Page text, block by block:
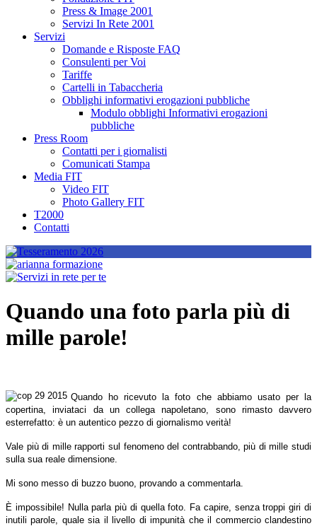
Press & Image 2001
Servizi In Rete 2001
Servizi
Domande e Risposte FAQ
Consulenti per Voi
Tariffe
Cartelli in Tabaccheria
Obblighi informativi erogazioni pubbliche
Modulo obblighi Informativi erogazioni
pubbliche
Press Room
Contatti per i giornalisti
Comunicati Stampa
Media FIT
Video FIT
Photo Gallery FIT
T2000
Contatti
Quando una foto parla più di
mille parole!
Quando ho ricevuto la foto che abbiamo usato per la
copertina, inviataci da un collega napoletano, sono rimasto davvero
esterrefatto: è un autentico pezzo di giornalismo verità!
Vale più di mille rapporti sul fenomeno del contrabbando, più di mille studi
sulla sua reale dimensione.
Mi sono messo di buzzo buono, provando a commentarla.
È impossibile! Nulla parla più di quella foto. Fa capire, senza troppi giri di
inutili parole, quale sia il livello di impunità che il commercio clandestino